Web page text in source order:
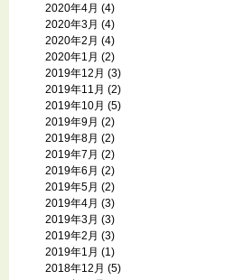
2020年4月 (4)
2020年3月 (4)
2020年2月 (4)
2020年1月 (2)
2019年12月 (3)
2019年11月 (2)
2019年10月 (5)
2019年9月 (2)
2019年8月 (2)
2019年7月 (2)
2019年6月 (2)
2019年5月 (2)
2019年4月 (3)
2019年3月 (3)
2019年2月 (3)
2019年1月 (1)
2018年12月 (5)